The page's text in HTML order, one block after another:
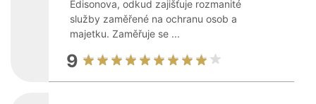
Edisonova, odkud zajišťuje rozmanité
služby zaměřené na ochranu osob a
majetku. Zaměřuje se ...
9